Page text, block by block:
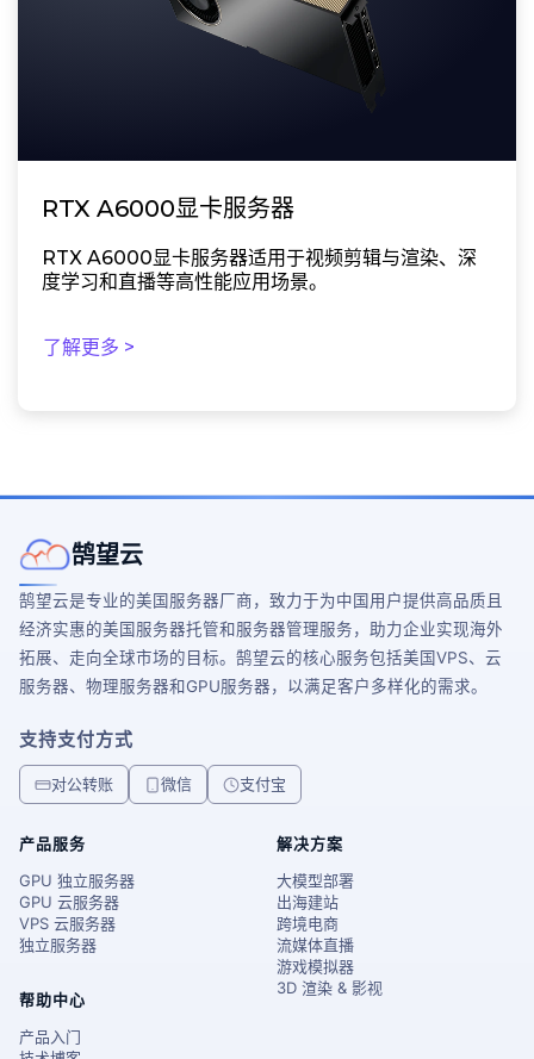
RTX A6000显卡服务器
RTX A6000显卡服务器适用于视频剪辑与渲染、深
度学习和直播等高性能应用场景。
了解更多 >
鹄望云
鹄望云是专业的美国服务器厂商，致力于为中国用户提供高品质且
经济实惠的美国服务器托管和服务器管理服务，助力企业实现海外
拓展、走向全球市场的目标。鹄望云的核心服务包括美国VPS、云
服务器、物理服务器和GPU服务器，以满足客户多样化的需求。
支持支付方式
对公转账 微信 支付宝
产品服务
GPU 独立服务器
GPU 云服务器
VPS 云服务器
独立服务器
帮助中心
产品入门
解决方案
大模型部署
出海建站
跨境电商
流媒体直播
游戏模拟器
3D 渲染 & 影视